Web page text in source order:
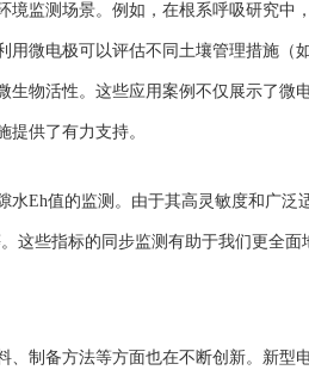
监测场景。例如，在根系呼吸研究中
微电极可以评估不同土壤管理措施（
物活性。这些应用案例不仅展示了微
供了有力支持。
水Eh值的监测。由于其高灵敏度和广泛
这些指标的同步监测有助于我们更全
、制备方法等方面也在不断创新。新型